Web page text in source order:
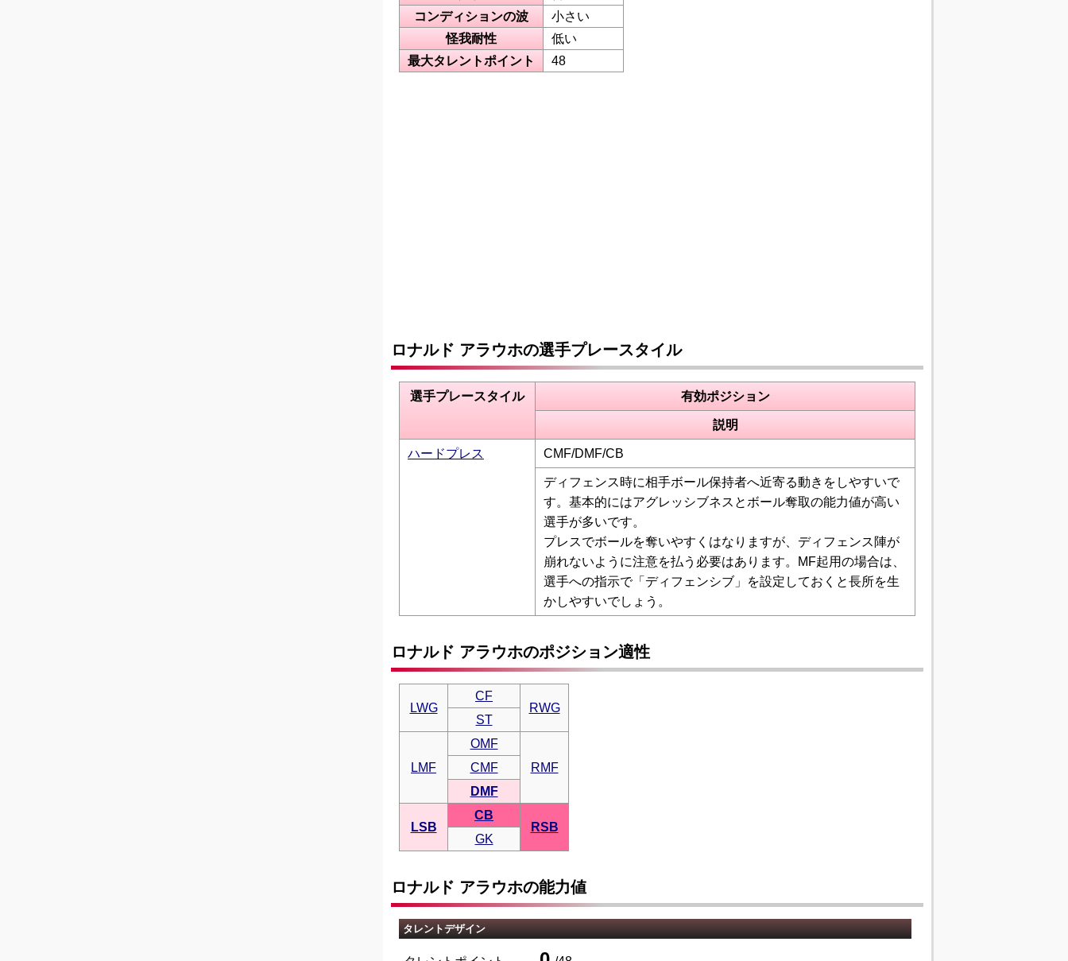
コンディションの波
小さい
怪我耐性
低い
最大タレントポイント
48
ロナルド アラウホの選手プレースタイル
選手プレースタイル 有効ポジション
説明
ハードプレス CMF/DMF/CB
ディフェンス時に相手ボール保持者へ近寄る動きをしやすいで
す。基本的にはアグレッシブネスとボール奪取の能力値が高い
選手が多いです。
プレスでボールを奪いやすくはなりますが、ディフェンス陣が
崩れないように注意を払う必要はあります。MF起用の場合は、
選手への指示で「ディフェンシブ」を設定しておくと長所を生
かしやすいでしょう。
ロナルド アラウホのポジション適性
LWG
CF
RWG
ST
LMF
OMF
RMF
CMF
DMF
LSB
CB
RSB
GK
ロナルド アラウホの能力値
タレントデザイン